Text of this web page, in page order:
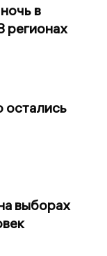
в
регионах
остались
выборах